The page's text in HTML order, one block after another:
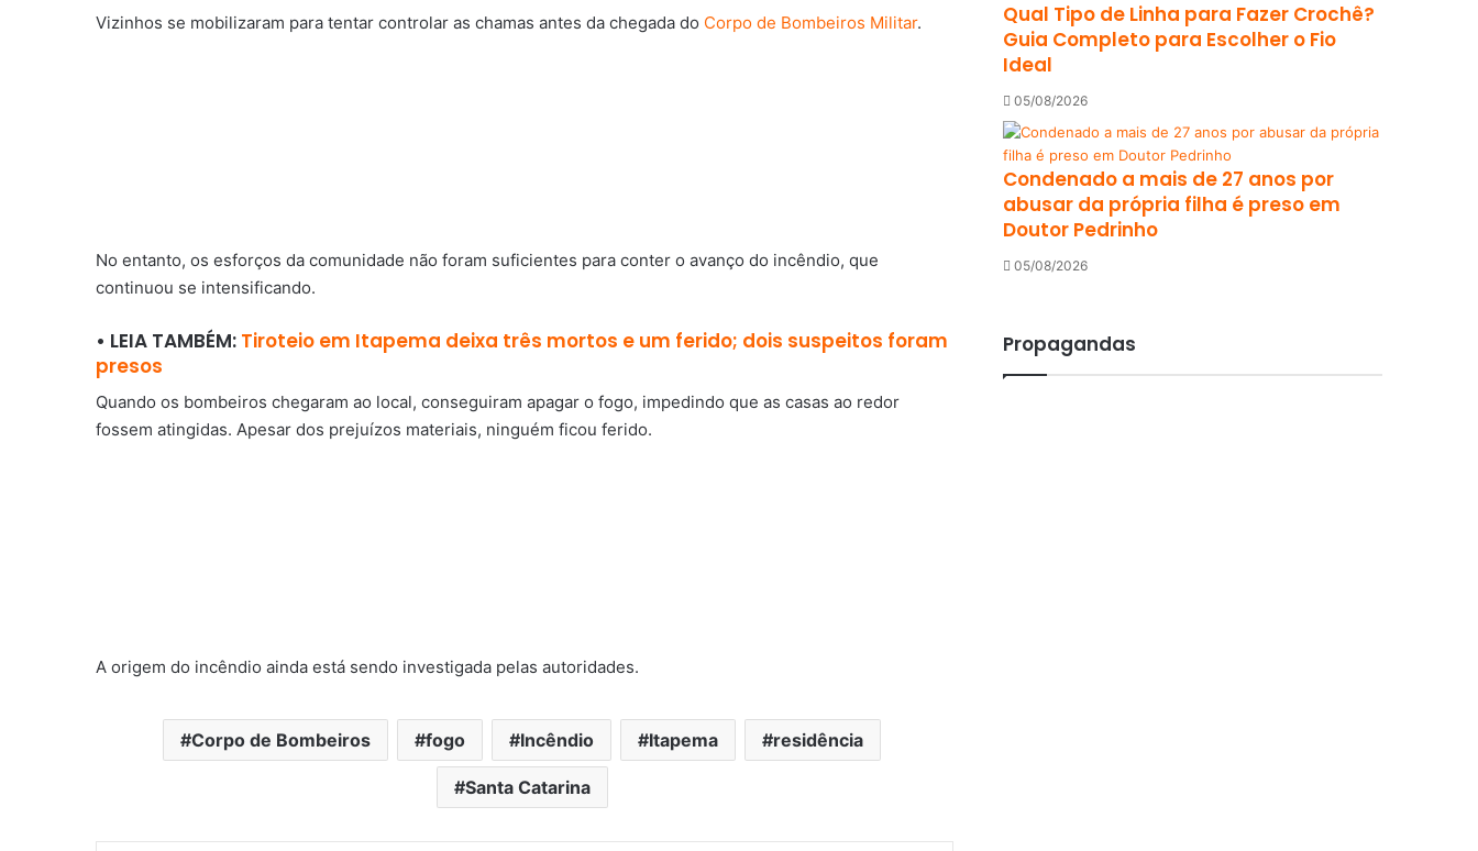
Vizinhos se mobilizaram para tentar controlar as chamas antes da chegada do Corpo de Bombeiros Militar.
No entanto, os esforços da comunidade não foram suficientes para conter o avanço do incêndio, que
continuou se intensificando.
• LEIA TAMBÉM: Tiroteio em Itapema deixa três mortos e um ferido; dois suspeitos foram
presos
Quando os bombeiros chegaram ao local, conseguiram apagar o fogo, impedindo que as casas ao redor
fossem atingidas. Apesar dos prejuízos materiais, ninguém ficou ferido.
A origem do incêndio ainda está sendo investigada pelas autoridades.
Corpo de Bombeiros fogo Incêndio Itapema residência
Santa Catarina
Qual Tipo de Linha para Fazer Crochê?
Guia Completo para Escolher o Fio
Ideal
05/08/2026
Condenado a mais de 27 anos por
abusar da própria filha é preso em
Doutor Pedrinho
05/08/2026
Propagandas